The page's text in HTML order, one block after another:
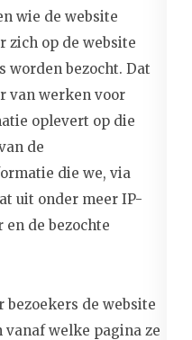
wie de website
zich op de website
worden bezocht. Dat
van werken voor
oplevert op die
de
die we, via
uit onder meer IP-
en de bezochte
bezoekers de website
vanaf welke pagina ze